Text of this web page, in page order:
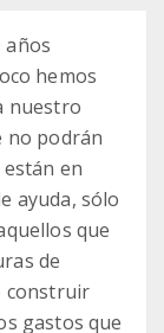
años
hemos
nuestro
no podrán
en
ayuda, sólo
que
de
construir
gastos que